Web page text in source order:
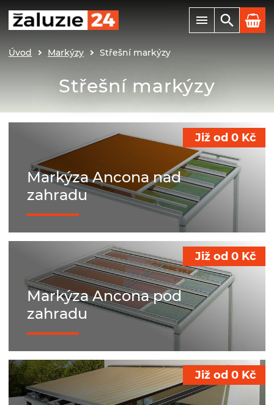
Úvod Markýzy Střešní markýzy
Střešní markýzy
Markýza Ancona nad
zahradu
Již od 0 Kč
Markýza Ancona pod
zahradu
Již od 0 Kč
Již od 0 Kč